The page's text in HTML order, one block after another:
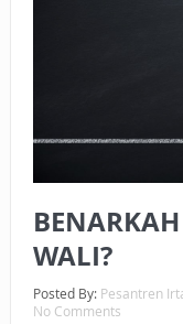
BAGAIMANA
UANG HARAM
ISTIDLAL BATIL VS
WALI?
Posted By: Pesantren
No Comments